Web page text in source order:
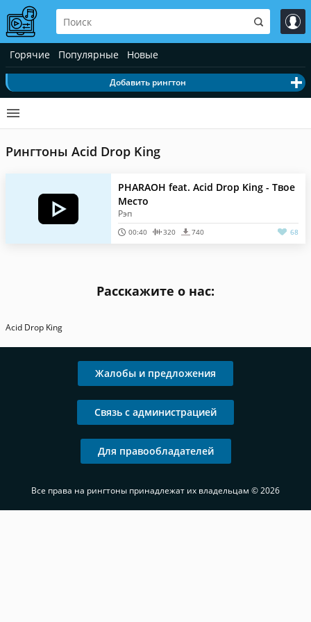
Горячие Популярные Новые
Добавить рингтон
Рингтоны Acid Drop King
PHARAOH feat. Acid Drop King - Твое
Место
Рэп
00:40 320 740 68
Расскажите о нас:
Acid Drop King
Жалобы и предложения
Связь с администрацией
Для правообладателей
Все права на рингтоны принадлежат их владельцам © 2026